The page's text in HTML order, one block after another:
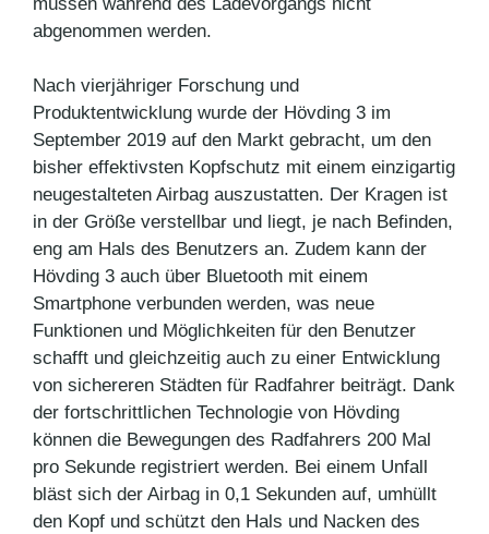
abgenommen werden.
Nach vierjähriger Forschung und
Produktentwicklung wurde der Hövding 3 im
September 2019 auf den Markt gebracht, um den
bisher effektivsten Kopfschutz mit einem einzigartig
neugestalteten Airbag auszustatten. Der Kragen ist
in der Größe verstellbar und liegt, je nach Befinden,
eng am Hals des Benutzers an. Zudem kann der
Hövding 3 auch über Bluetooth mit einem
Smartphone verbunden werden, was neue
Funktionen und Möglichkeiten für den Benutzer
schafft und gleichzeitig auch zu einer Entwicklung
von sichereren Städten für Radfahrer beiträgt. Dank
der fortschrittlichen Technologie von Hövding
können die Bewegungen des Radfahrers 200 Mal
pro Sekunde registriert werden. Bei einem Unfall
bläst sich der Airbag in 0,1 Sekunden auf, umhüllt
den Kopf und schützt den Hals und Nacken des